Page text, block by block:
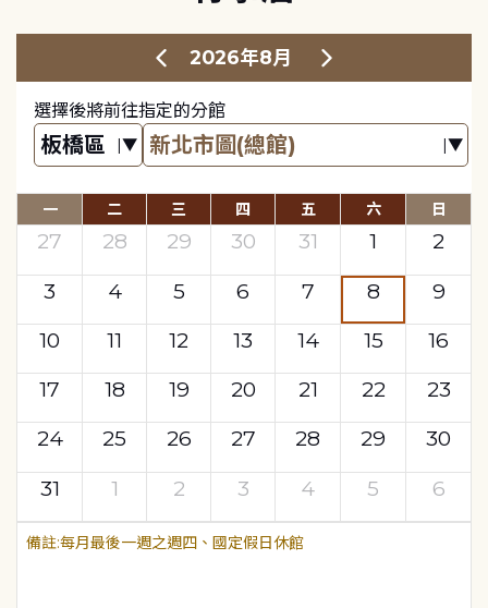
2026年8月
選擇後將前往指定的分館
一 二 三 四 五 六 日
27 28 29 30 31 1
2
3
4 5 6 7 8
9
10
11 12 13 14 15
16
17
18 19 20 21 22
23
24
25 26 27 28 29
30
31
1 2 3 4 5 6
每月最後一週之週四、國定假日休館